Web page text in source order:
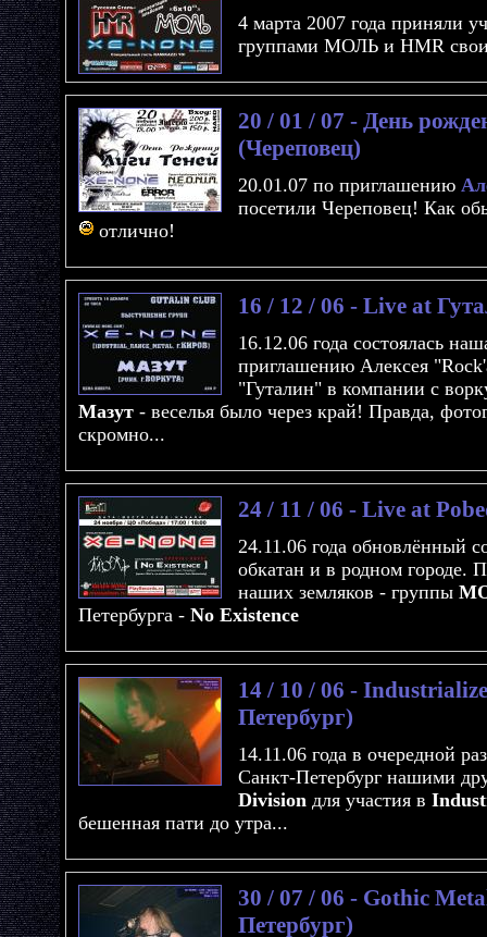
4 марта 2007 года приняли
группами МОЛЬ и HMR
20 / 01 / 07 - День
(Череповец)
20.01.07 по приглашению
посетили Череповец! Как
отлично!
16 / 12 / 06 - Live at
16.12.06 года состоялась
приглашению Алексея
"Гуталин" в компании с
Мазут - веселья было через край! Правда,
скромно...
24 / 11 / 06 - Live at
24.11.06 года обновлённый
обкатан и в родном
наших земляков - группы
Петербурга - No Existence
14 / 10 / 06 -
Петербург)
14.11.06 года в очередной
Санкт-Петербург нашими
Division для участия в
бешенная пати до утра...
30 / 07 / 06 - Gothic
Петербург)